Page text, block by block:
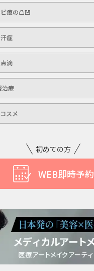
初めての方
WEB即時予約
ニング
リング
痕の凸凹
症
ツラックス
スタ
滴
ンC点滴
滴
注射・点滴
治療
スメ